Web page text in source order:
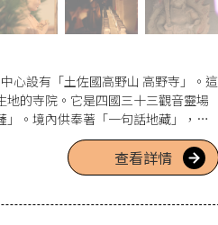
心設有「土佐國高野山 高野寺」。這
的寺院。它是四國三十三觀音靈場
。境內供奉著「一句話地藏」，作
。據說在本堂正面書寫願望於「護摩
個燈籠點燃，這景象獨特且無可取
查看詳情